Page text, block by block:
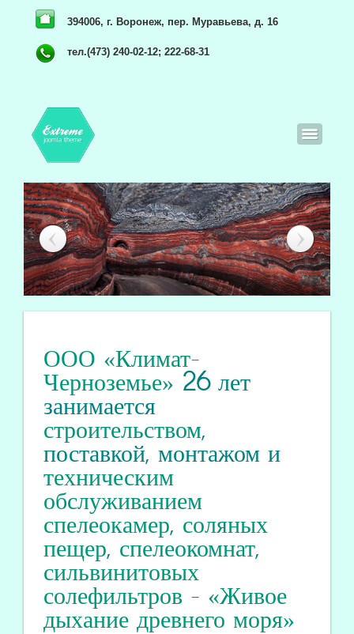
394006, г. Воронеж, пер. Муравьева, д. 16
тел.(473) 240-02-12; 222-68-31
ООО «Климат-
Черноземье» 26лет
занимается
строительством,
поставкой, монтажом и
техническим
обслуживанием
спелеокамер, соляных
пещер, спелеокомнат,
сильвинитовых
солефильтров - «Живое
дыхание древнего моря»